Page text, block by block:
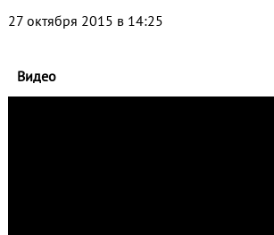
27 октября 2015 в 14:25
Видео